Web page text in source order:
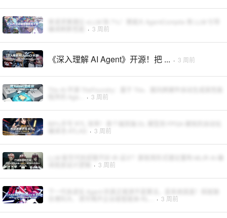
· 3 周前
《深入理解 AI Agent》开源！把 ... · 3 周前
· 3 周前
· 3 周前
· 3 周前
· 3 周前